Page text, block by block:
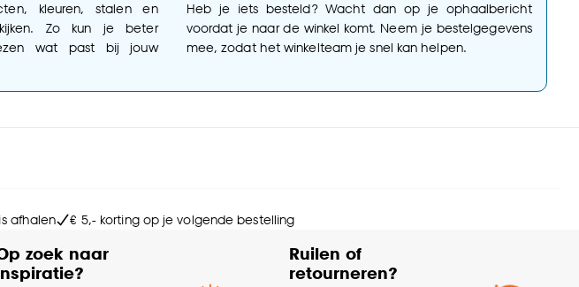
kleuren, stalen en
Zo kun je beter
wat past bij jouw
Heb je iets besteld? Wacht dan op je ophaalbericht
voordat je naar de winkel komt. Neem je bestelgegevens
mee, zodat het winkelteam je snel kan helpen.
afhalen € 5,- korting op je volgende bestelling
zoek naar
Ruilen of
retourneren?